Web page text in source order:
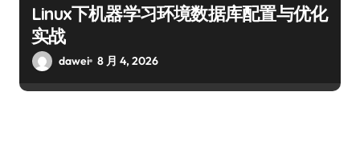
Linux下机器学习环境数据库配置与优化
实战
dawei 8 月 4, 2026